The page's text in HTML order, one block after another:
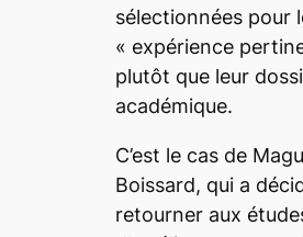
sélectionnées pour
« expérience
plutôt que leur
académique.
C’est le cas de
Boissard, qui a
retourner aux